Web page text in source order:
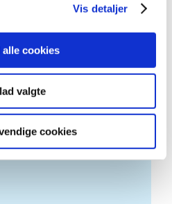
Vis detaljer
alle cookies
valgte
cookies